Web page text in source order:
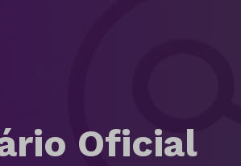
Oficial